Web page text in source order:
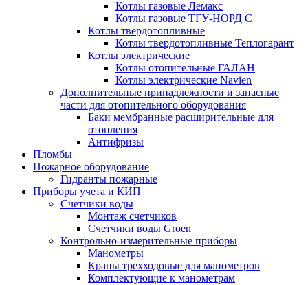
Котлы газовые Лемакс
Котлы газовые ТГУ-НОРД С
Котлы твердотопливные
Котлы твердотопливные Теплогарант
Котлы электрические
Котлы отопительные ГАЛАН
Котлы электрические Navien
Дополнительные принадлежности и запасные
части для отопительного оборудования
Баки мембранные расширительные для
отопления
Антифризы
Пломбы
Пожарное оборудование
Гидранты пожарные
Приборы учета и КИП
Счетчики воды
Монтаж счетчиков
Счетчики воды Groen
Контрольно-измерительные приборы
Манометры
Краны трехходовые для манометров
Комплектующие к манометрам